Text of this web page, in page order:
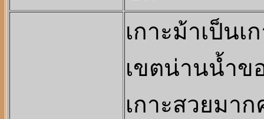
เกาะม้าเป็น
เขตน่านน้ำข
เกาะสวยมา